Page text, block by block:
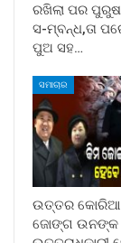
ରଖିଲା ପର
ସ-ମ୍ବନ୍ଧ,ତା
ପୁଅ ସହ…
ସମାଚାର
ଉତ୍ତର
ଜୋଙ୍ଗ ଉନଙ୍କ